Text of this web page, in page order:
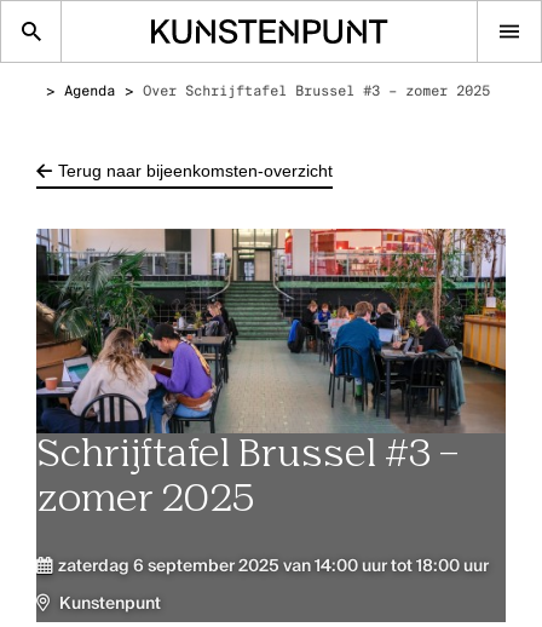
Agenda Over Schrijftafel Brussel #3 – zomer 2025
Terug naar bijeenkomsten-overzicht
Schrijftafel Brussel #3 –
zomer 2025
zaterdag 6 september 2025 van 14:00 uur tot 18:00 uur
Kunstenpunt